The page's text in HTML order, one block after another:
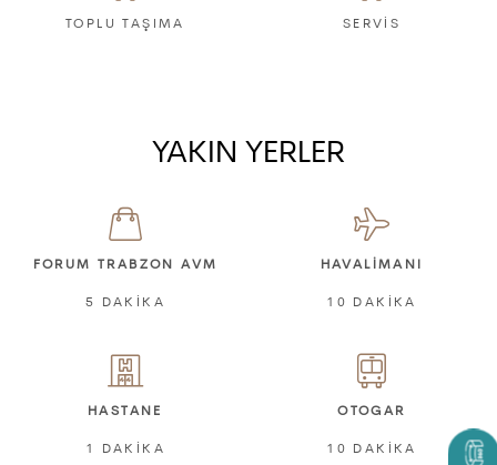
TOPLU TAŞIMA SERVİS
YAKIN YERLER
FORUM TRABZON AVM
5 DAKİKA
HAVALİMANI
10 DAKİKA
HASTANE
1 DAKİKA
OTOGAR
10 DAKİKA